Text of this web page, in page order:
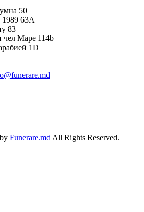
50
1989 63А
83
Маре 114b
1D
Funerare.mdAll Rights Reserved.